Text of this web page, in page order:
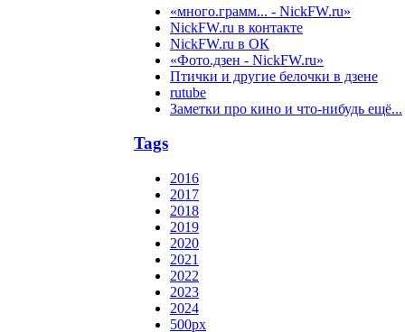
«много.грамм... - NickFW.ru»
NickFW.ru в контакте
NickFW.ru в ОК
«Фото.дзен - NickFW.ru»
Птички и другие белочки в дзене
rutube
Заметки про кино и что-нибудь ещё...
Tags
2016
2017
2018
2019
2020
2021
2022
2023
2024
500px